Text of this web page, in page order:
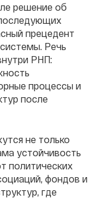
решение об
прецедент
Речь
РНП:
процессы и
после
не только
устойчивость
политических
фондов и
где